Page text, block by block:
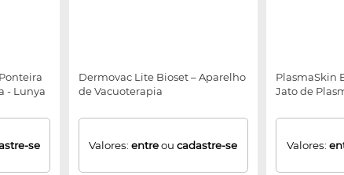
- Lunya
se
Dermovac Lite Bioset – Aparelho
de Vacuoterapia
Valores:entreoucadastre-se
PlasmaSkin
Jato de
Valores: